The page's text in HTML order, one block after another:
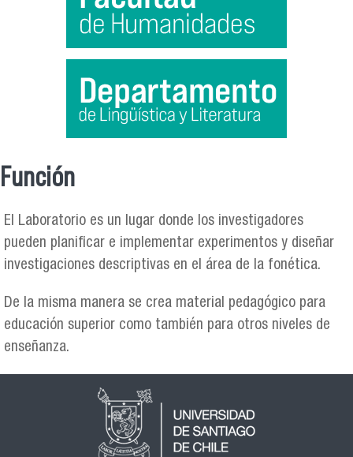
Función
El Laboratorio es un lugar donde los investigadores
pueden planificar e implementar experimentos y diseñar
investigaciones descriptivas en el área de la fonética.
De la misma manera se crea material pedagógico para
educación superior como también para otros niveles de
enseñanza.